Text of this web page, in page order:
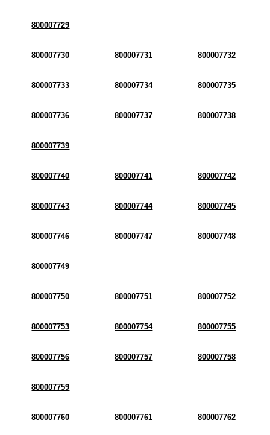
800007729
800007730 800007731 800007732
800007733 800007734 800007735
800007736 800007737 800007738
800007739
800007740 800007741 800007742
800007743 800007744 800007745
800007746 800007747 800007748
800007749
800007750 800007751 800007752
800007753 800007754 800007755
800007756 800007757 800007758
800007759
800007760 800007761 800007762